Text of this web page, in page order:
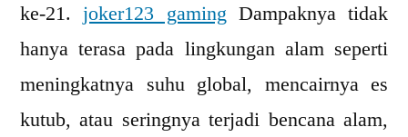
Sekolah
sebagai
Terdepan
Menyelamatkan
ke-21.joker123 gamingDampaknya tidak
hanya terasa pada lingkungan alam seperti
meningkatnya suhu global, mencairnya es
kutub, atau seringnya terjadi bencana alam,